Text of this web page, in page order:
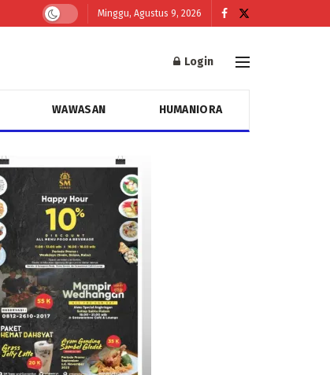
Minggu, Agustus 9, 2026
Login
WAWASAN HUMANIORA